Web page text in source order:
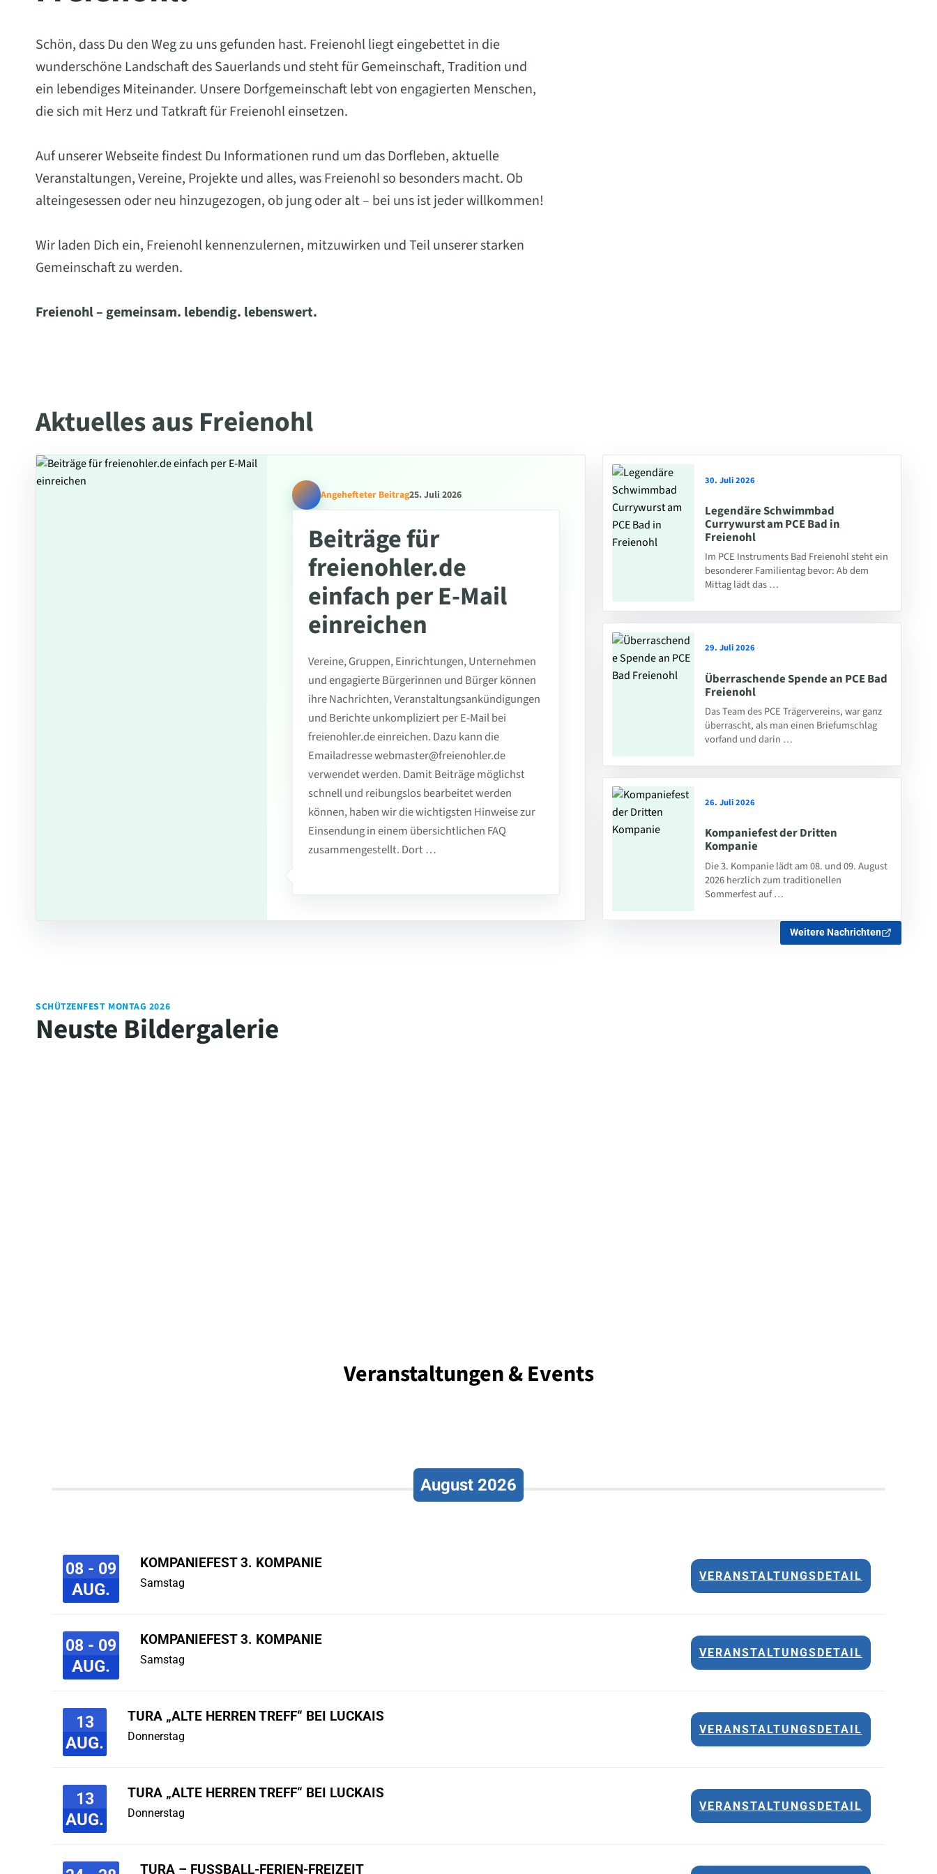
Schön, dass Du den Weg zu uns gefunden hast. Freienohl liegt eingebettet in die
wunderschöne Landschaft des Sauerlands und steht für Gemeinschaft, Tradition und
ein lebendiges Miteinander. Unsere Dorfgemeinschaft lebt von engagierten Menschen,
die sich mit Herz und Tatkraft für Freienohl einsetzen.
Auf unserer Webseite findest Du Informationen rund um das Dorfleben, aktuelle
Veranstaltungen, Vereine, Projekte und alles, was Freienohl so besonders macht. Ob
alteingesessen oder neu hinzugezogen, ob jung oder alt – bei uns ist jeder willkommen!
Wir laden Dich ein, Freienohl kennenzulernen, mitzuwirken und Teil unserer starken
Gemeinschaft zu werden.
Freienohl – gemeinsam. lebendig. lebenswert.
Aktuelles aus Freienohl
Angehefteter Beitrag25. Juli 2026
Beiträge für
freienohler.de
einfach per E-Mail
einreichen
Vereine, Gruppen, Einrichtungen, Unternehmen
und engagierte Bürgerinnen und Bürger können
ihre Nachrichten, Veranstaltungsankündigungen
und Berichte unkompliziert per E-Mail bei
freienohler.de einreichen. Dazu kann die
Emailadresse webmaster@freienohler.de
verwendet werden. Damit Beiträge möglichst
schnell und reibungslos bearbeitet werden
können, haben wir die wichtigsten Hinweise zur
Einsendung in einem übersichtlichen FAQ
zusammengestellt. Dort …
30. Juli 2026
Legendäre Schwimmbad
Currywurst am PCE Bad in
Freienohl
Im PCE Instruments Bad Freienohl steht ein
besonderer Familientag bevor: Ab dem
Mittag lädt das …
29. Juli 2026
Überraschende Spende an PCE Bad
Freienohl
Das Team des PCE Trägervereins, war ganz
überrascht, als man einen Briefumschlag
vorfand und darin …
26. Juli 2026
Kompaniefest der Dritten
Kompanie
Die 3. Kompanie lädt am 08. und 09. August
2026 herzlich zum traditionellen
Sommerfest auf …
Weitere Nachrichten
SCHÜTZENFEST MONTAG 2026
Neuste Bildergalerie
Veranstaltungen & Events
August 2026
08 - 09
AUG.
KOMPANIEFEST 3. KOMPANIE
Samstag
VERANSTALTUNGSDETAIL
08 - 09
AUG.
KOMPANIEFEST 3. KOMPANIE
Samstag
VERANSTALTUNGSDETAIL
13
AUG.
TURA „ALTE HERREN TREFF“ BEI LUCKAIS
Donnerstag
VERANSTALTUNGSDETAIL
13
AUG.
TURA „ALTE HERREN TREFF“ BEI LUCKAIS
Donnerstag
VERANSTALTUNGSDETAIL
TURA – FUSSBALL-FERIEN-FREIZEIT